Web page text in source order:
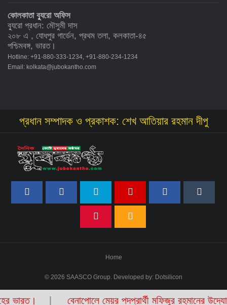
কোলকাতা ব্যুরো অফিস
ব্যুরো প্রধান: মৌসুমী দাস
২০৮ এ , যোধপুর গার্ডেন, প্রথম তলা, কলকাতা-৪৫
পশ্চিমবঙ্গ, ভারত।
Hotline: +91-880-333-1234, +91-880-234-1234
Email: kolkata@jubokantho.com
প্রধান সম্পাদক ও প্রকাশক: শেখ আতিয়ার রহমান দীপু
Home
© 2026 SAASCO Group. Developed by: Dotsilicon
বেনাপোলে মেয়র পদপ্রার্থী মফিজুর রহমানের উদ্যোগে ইফতার